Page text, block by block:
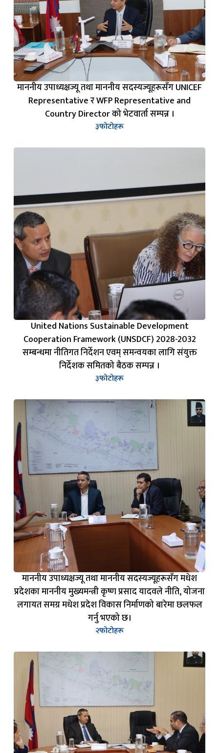
माननीय उपाध्यक्षज्यू तथा माननीय सदस्यज्यूहरूसँग UNICEF
Representative र WFP Representative and
Country Director को भेटवार्ता सम्पन्न ।
३फोटोहरू
United Nations Sustainable Development
Cooperation Framework (UNSDCF) 2028-2032
सम्बन्धमा नीतिगत निर्देशन एवम् समन्वयका लागि संयुक्त
निर्देशक समितको बैठक सम्पन्न ।
३फोटोहरू
माननीय उपाध्यक्षज्यू तथा माननीय सदस्यज्यूहरूसँग मधेश
प्रदेशका माननीय मुख्यमन्त्री कृष्ण प्रसाद यादवले नीति, योजना
लगायत समग्र मधेश प्रदेश विकास निर्माणको बारेमा छलफल
गर्नु भएको छ।
२फोटोहरू